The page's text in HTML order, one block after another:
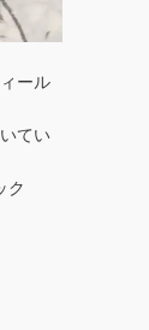
ール
てい
ク